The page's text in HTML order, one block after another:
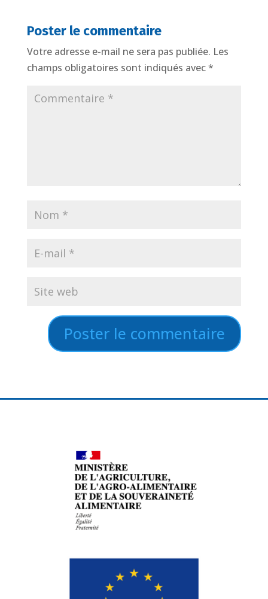
Poster le commentaire
Votre adresse e-mail ne sera pas publiée. Les
champs obligatoires sont indiqués avec*